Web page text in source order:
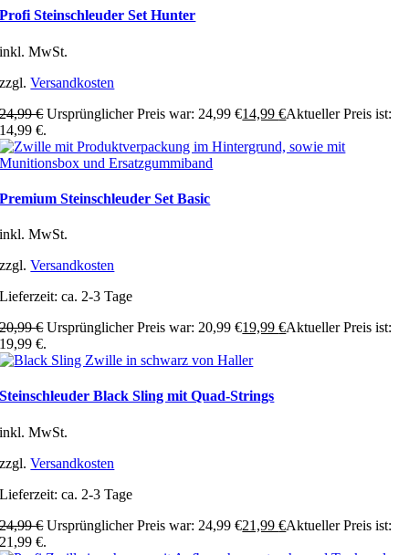
Profi Steinschleuder Set Hunter
inkl. MwSt.
zzgl.Versandkosten
24,99€ Ursprünglicher Preis war: 24,99 €14,99€Aktueller Preis ist:
14,99 €.
Premium Steinschleuder Set Basic
inkl. MwSt.
zzgl.Versandkosten
Lieferzeit:ca. 2-3 Tage
20,99€ Ursprünglicher Preis war: 20,99 €19,99€Aktueller Preis ist:
19,99 €.
Steinschleuder Black Sling mit Quad-Strings
inkl. MwSt.
zzgl.Versandkosten
Lieferzeit:ca. 2-3 Tage
24,99€ Ursprünglicher Preis war: 24,99 €21,99€Aktueller Preis ist:
21,99 €.